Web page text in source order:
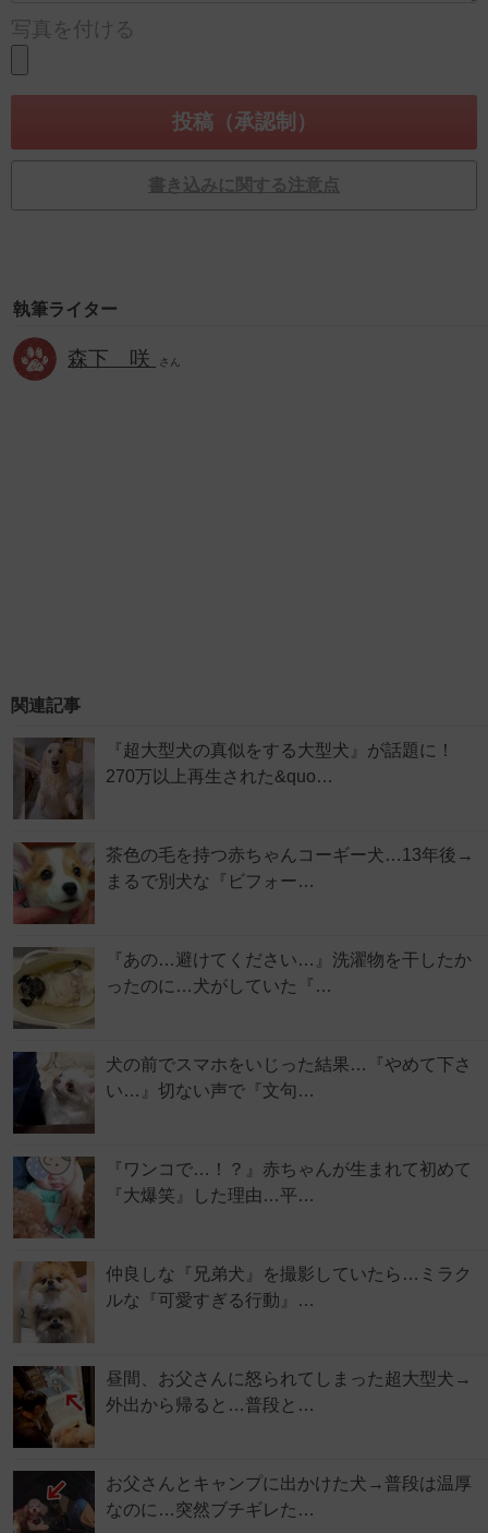
写真を付ける
書き込みに関する注意点
執筆ライター
森下 咲 さん
関連記事
『超大型犬の真似をする大型犬』が話題に！
270万以上再生された&quo…
茶色の毛を持つ赤ちゃんコーギー犬…13年後→
まるで別犬な『ビフォー…
『あの…避けてください…』洗濯物を干したか
ったのに…犬がしていた『…
犬の前でスマホをいじった結果…『やめて下さ
い…』切ない声で『文句…
『ワンコで…！？』赤ちゃんが生まれて初めて
『大爆笑』した理由…平…
仲良しな『兄弟犬』を撮影していたら…ミラク
ルな『可愛すぎる行動』…
昼間、お父さんに怒られてしまった超大型犬→
外出から帰ると…普段と…
お父さんとキャンプに出かけた犬→普段は温厚
なのに…突然ブチギレた…